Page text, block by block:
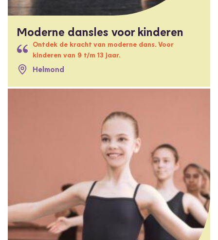
Moderne dansles voor kinderen
Ontdek de kracht van moderne dans. Voor
kinderen van 9 t/m 13 jaar.
Helmond